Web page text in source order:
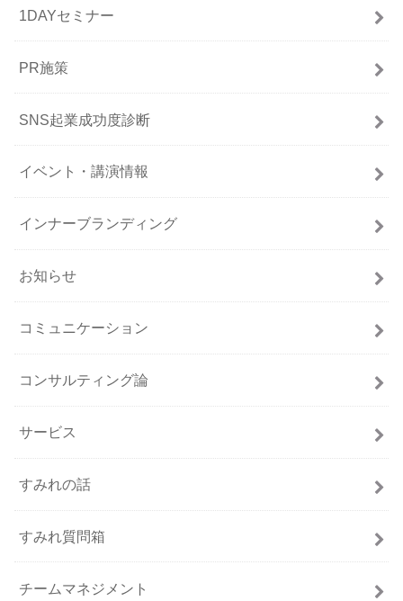
1DAYセミナー
PR施策
SNS起業成功度診断
イベント・講演情報
インナーブランディング
お知らせ
コミュニケーション
コンサルティング論
サービス
すみれの話
すみれ質問箱
チームマネジメント